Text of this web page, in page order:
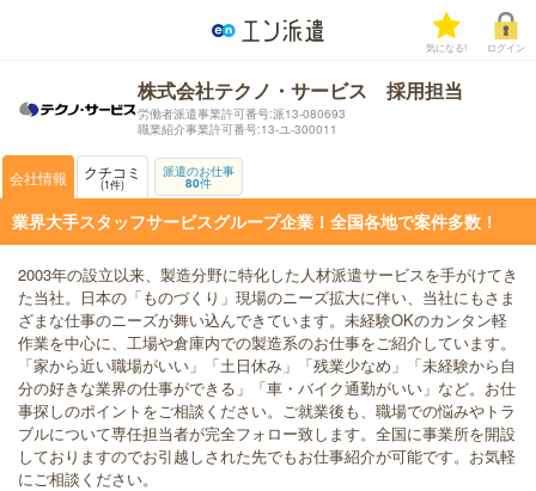
気になる! ログイン
株式会社テクノ・サービス 採用担当
労働者派遣事業許可番号:派13-080693
職業紹介事業許可番号:13-ユ-300011
会社情報 クチコミ
1件
派遣のお仕事
80件
業界大手スタッフサービスグループ企業！全国各地で案件多数！
2003年の設立以来、製造分野に特化した人材派遣サービスを手がけてき
た当社。日本の「ものづくり」現場のニーズ拡大に伴い、当社にもさま
ざまな仕事のニーズが舞い込んできています。未経験OKのカンタン軽
作業を中心に、工場や倉庫内での製造系のお仕事をご紹介しています。
「家から近い職場がいい」「土日休み」「残業少なめ」「未経験から自
分の好きな業界の仕事ができる」「車・バイク通勤がいい」など。お仕
事探しのポイントをご相談ください。ご就業後も、職場での悩みやトラ
ブルについて専任担当者が完全フォロー致します。全国に事業所を開設
しておりますのでお引越しされた先でもお仕事紹介が可能です。お気軽
にご相談ください。